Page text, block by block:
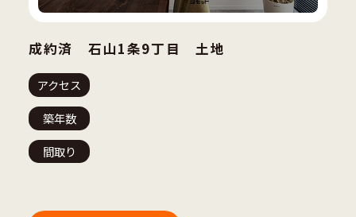
成約済 石山1条9丁目 土地
アクセス
築年数
間取り